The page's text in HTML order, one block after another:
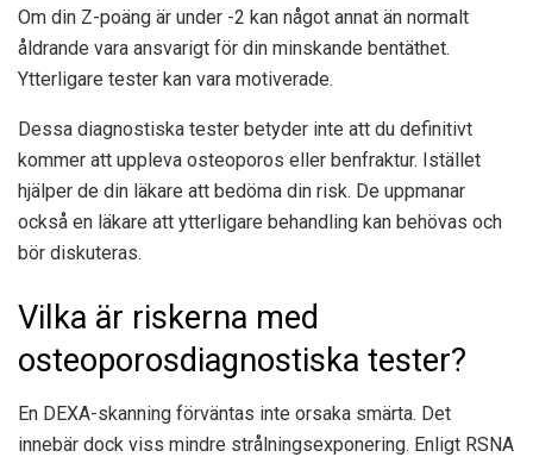
Om din Z-poäng är under -2 kan något annat än normalt
åldrande vara ansvarigt för din minskande bentäthet.
Ytterligare tester kan vara motiverade.
Dessa diagnostiska tester betyder inte att du definitivt
kommer att uppleva osteoporos eller benfraktur. Istället
hjälper de din läkare att bedöma din risk. De uppmanar
också en läkare att ytterligare behandling kan behövas och
bör diskuteras.
Vilka är riskerna med
osteoporosdiagnostiska tester?
En DEXA-skanning förväntas inte orsaka smärta. Det
innebär dock viss mindre strålningsexponering. Enligt RSNA